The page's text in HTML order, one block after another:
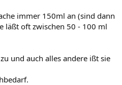
immer 150ml an (sind dann
läßt oft zwischen 50 - 100 ml
und auch alles andere ißt sie